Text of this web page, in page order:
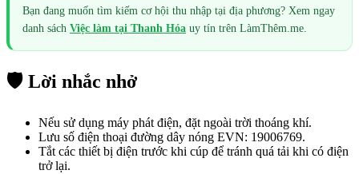
Bạn đang muốn tìm kiếm cơ hội thu nhập tại địa phương? Xem ngay
danh sách Việc làm tại Thanh Hóa uy tín trên LàmThêm.me.
🛡️ Lời nhắc nhở
Nếu sử dụng máy phát điện, đặt ngoài trời thoáng khí.
Lưu số điện thoại đường dây nóng EVN: 19006769.
Tắt các thiết bị điện trước khi cúp để tránh quá tải khi có điện
trở lại.